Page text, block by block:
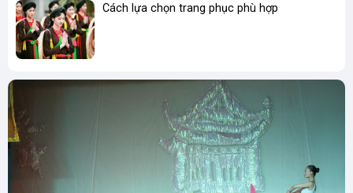
Cách lựa chọn trang phục phù hợp